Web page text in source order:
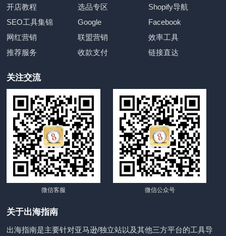
开店教程
选品专区
Shopify导航
SEO工具集锦
Google
Facebook
网红营销
联盟营销
效率工具
推荐服务
收款支付 链接直达
关注交流
微信客服 微信公众号
关于出海指南
出海指南是主要针对亚马逊/独立站以及其他三方平台的工具导